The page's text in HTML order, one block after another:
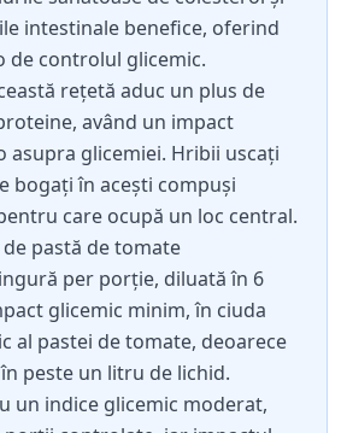
intestinale benefice, oferind
de controlul glicemic.
rețetă aduc un plus de
având un impact
asupra glicemiei. Hribii uscați
bogați în acești compuși
care ocupă un loc central.
pastă de tomate
per porție, diluată în 6
glicemic minim, în ciuda
al pastei de tomate, deoarece
peste un litru de lichid.
un indice glicemic moderat,